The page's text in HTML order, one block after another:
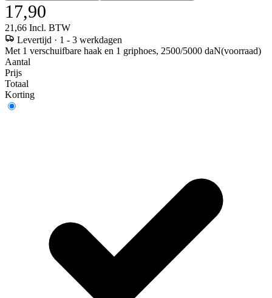
17,90
21,66 Incl. BTW
Levertijd · 1 - 3 werkdagen
Met 1 verschuifbare haak en 1 griphoes, 2500/5000 daN(voorraad)
Aantal
Prijs
Totaal
Korting